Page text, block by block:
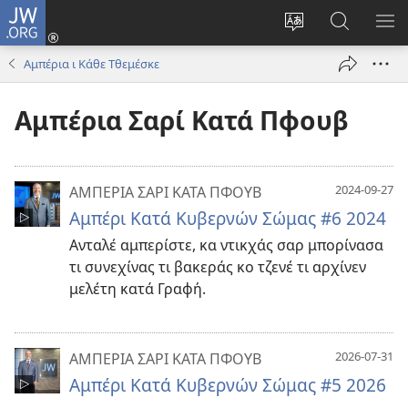
JW.ORG
Αλλάνεν
τθερέλα
ιστότοπος
Σύνδεση
(ανοίγει
παράθυρο)
Ρόντεν
κο
JW.ORG
Αμπέρια ι Κάθε Τθεμέσκε
Αμπέρια Σαρί Κατά Πφουβ
2024-09-27
ΑΜΠΕΡΙΑ ΣΑΡΙ ΚΑΤΑ ΠΦΟΥΒ
Αμπέρι Κατά Κυβερνών Σώμας #6 2024
Ανταλέ αμπερίστε, κα ντικχάς σαρ μπορίνασα
τι συνεχίνας τι βακεράς κο τζενέ τι αρχίνεν
μελέτη κατά Γραφή.
2026-07-31
ΑΜΠΕΡΙΑ ΣΑΡΙ ΚΑΤΑ ΠΦΟΥΒ
Αμπέρι Κατά Κυβερνών Σώμας #5 2026